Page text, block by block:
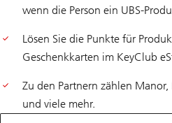
wenn die Person ein UBS-
Lösen Sie die Punkte für
Geschenkkarten im KeyClub
Zu den Partnern zählen
und viele mehr.